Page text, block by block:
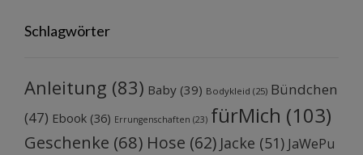
Schlagwörter
Anleitung (83) Baby (39) Bodykleid (25) Bündchen
(47) Ebook (36) Errungenschaften (23) fürMich (103)
Geschenke (68) Hose (62) Jacke (51) JaWePu